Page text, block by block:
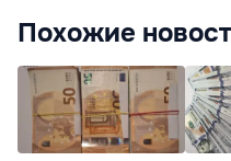
Похожие